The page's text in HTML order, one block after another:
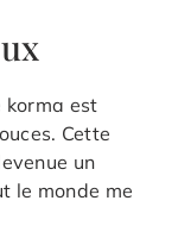
korma est
Cette
un
le monde me